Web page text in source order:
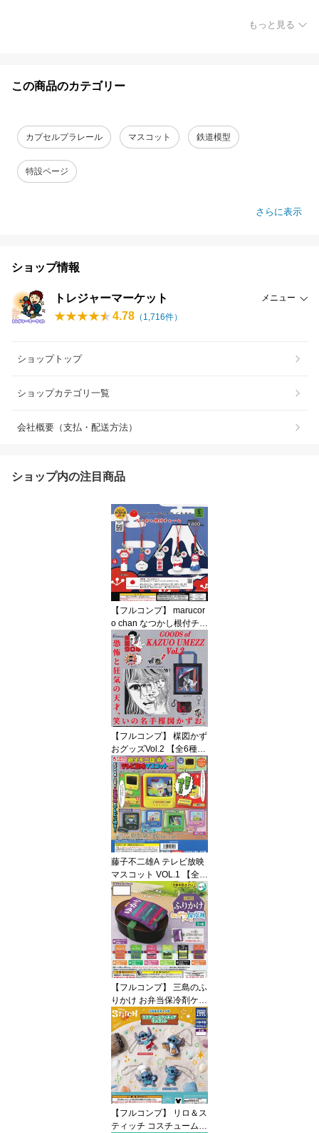
もっと見る
この商品のカテゴリー
カプセルプラレール マスコット 鉄道模型
特設ページ
さらに表示
ショップ情報
トレジャーマーケット メニュー
4.78 （ 1,716件）
ショップトップ
ショップカテゴリ一覧
会社概要（支払・配送方法）
ショップ内の注目商品
【フルコンプ】 marucor
o chan なつかし根付チャ
ーム 【全5種セット】 ベ
ネリック マルコロチャン
動物 猫グッズ フィギュ
ア ガチャガチャ カプセ
ルトイ 即納 在庫品 送料
無料 追跡あり
【フルコンプ】 楳図かず
おグッズVol.2 【全6種セ
ット】 ケンエレファント
GOODS of KAZUO UME
ZZ 第二弾 生誕90周年グ
ッズ ガチャガチャ カプ
セルトイ 即納 在庫品 送
料無料 追跡あり
藤子不二雄A テレビ放映
マスコット VOL.1 【全5
種フルコンプセット】 ト
イズスピリッツ テレビデ
オ グッズ フィギュア ガ
チャガチャ カプセルトイ
即納 在庫品 送料無料 追
跡あり
【フルコンプ】 三島のふ
りかけ お弁当保冷剤ケー
ス 【全7種セット】 ター
リン・インターナショナ
ル ふりかけ グッズ ゴム
バンド付き保冷剤ケース
ガチャガチャ カプセルト
イ 即納 在庫品 送料無料
追跡あり
【フルコンプ】 リロ＆ス
ティッチ コスチュームフ